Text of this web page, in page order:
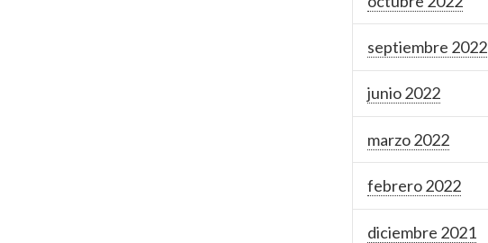
septiembre 2022
junio 2022
marzo 2022
febrero 2022
diciembre 2021